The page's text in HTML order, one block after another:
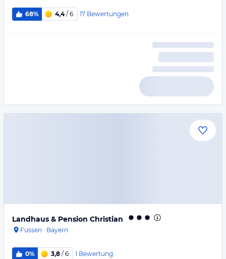
68% 4,4/ 6 17 Bewertungen
Landhaus & Pension Christian
Füssen · Bayern
0% 3,8 / 6 1 Bewertung